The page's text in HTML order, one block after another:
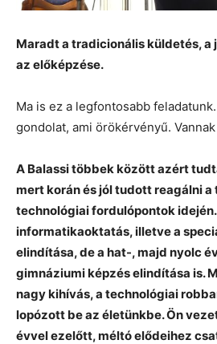
Maradt a tradicionális küldetés, a
az előképzése.
Ma is ez a legfontosabb
gondolat, ami örökérvényű.
A Balassi többek között azért
mert korán és jól tudott reagálni a
technológiai fordulópontok
informatikaoktatás, illetve a
elindítása, de a hat-, majd nyolc
gimnáziumi képzés elindítása is.
nagy kihívás, a technológiai
lopózott be az életünkbe. Ön
évvel ezelőtt, méltó elődeihez